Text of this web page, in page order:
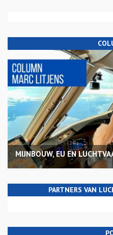
MIJNBOUW, EU EN
PARTNERS VAN